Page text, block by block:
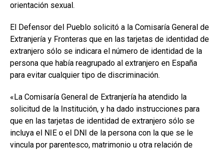
orientación sexual.
El Defensor del Pueblo solicitó a la Comisaría General de
Extranjería y Fronteras que en las tarjetas de identidad de
extranjero sólo se indicara el número de identidad de la
persona que había reagrupado al extranjero en España
para evitar cualquier tipo de discriminación.
«La Comisaría General de Extranjería ha atendido la
solicitud de la Institución, y ha dado instrucciones para
que en las tarjetas de identidad de extranjero sólo se
incluya el NIE o el DNI de la persona con la que se le
vincula por parentesco, matrimonio u otra relación de